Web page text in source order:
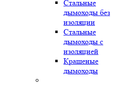
Стальные
дымоходы без
изоляции
Стальные
дымоходы с
изоляцией
Крашеные
дымоходы